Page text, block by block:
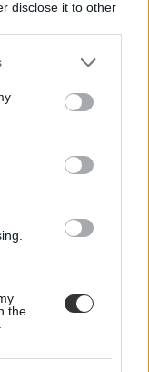
disclose it to other
the
és az állami
a célja pedig